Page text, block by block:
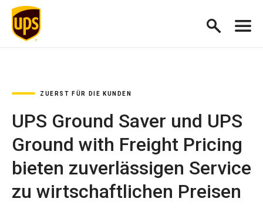
ZUERST FÜR DIE KUNDEN
UPS Ground Saver und UPS
Ground with Freight Pricing
bieten zuverlässigen Service
zu wirtschaftlichen Preisen